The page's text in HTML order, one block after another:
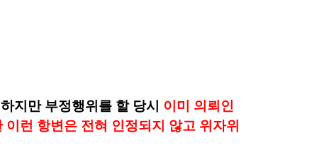
지만 부정행위를 할 당시 이미 의뢰인
런 항변은 전혀 인정되지 않고 위자위